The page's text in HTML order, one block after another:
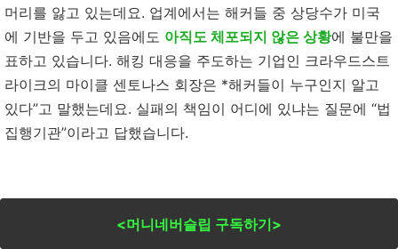
머리를 앓고 있는데요. 업계에서는 해커들 중 상당수가 미국
에 기반을 두고 있음에도 아직도 체포되지 않은 상황에 불만을
표하고 있습니다. 해킹 대응을 주도하는 기업인 크라우드스트
라이크의 마이클 센토나스 회장은 *해커들이 누구인지 알고
있다”고 말했는데요. 실패의 책임이 어디에 있냐는 질문에 “법
집행기관”이라고 답했습니다.
<머니네버슬립 구독하기>